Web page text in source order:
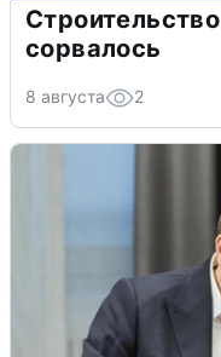
сорвалось
8 августа 2